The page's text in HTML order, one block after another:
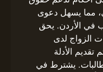
مما يسهل دعوى
في الأردن. يحق
الزواج لدى
تقديم الأدلة
يشترط في